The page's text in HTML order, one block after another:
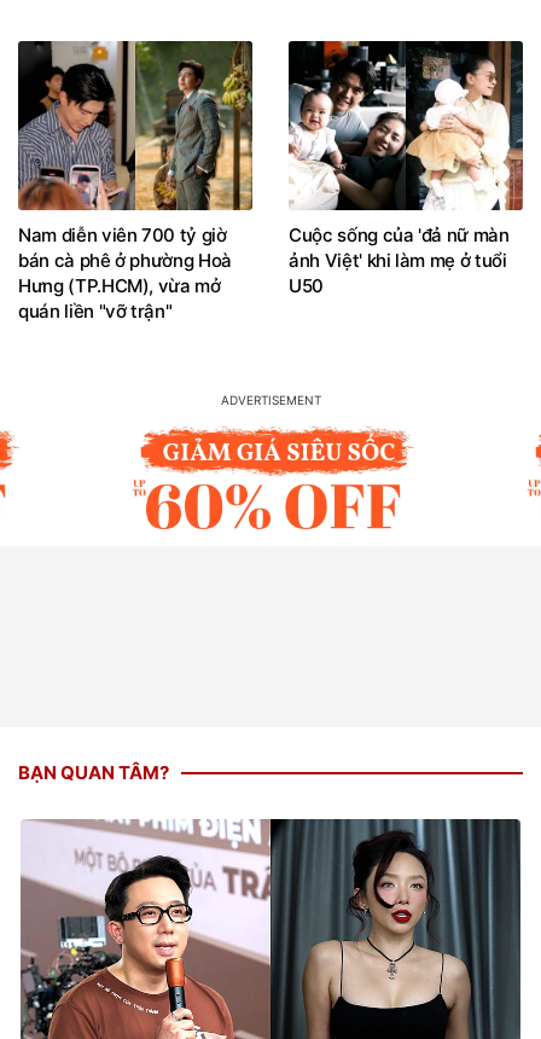
Nam diễn viên 700 tỷ giờ
bán cà phê ở phường Hoà
Hưng (TP.HCM), vừa mở
quán liền "vỡ trận"
Cuộc sống của 'đả nữ màn
ảnh Việt' khi làm mẹ ở tuổi
U50
BẠN QUAN TÂM?